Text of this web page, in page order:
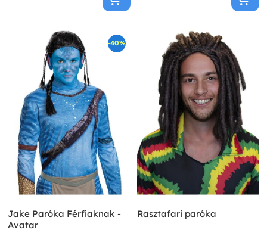
-40%
Jake Paróka Férfiaknak -
Avatar
Rasztafari paróka